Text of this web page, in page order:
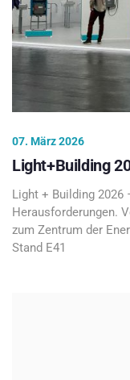
07. März 2026
Light+Building
Light + Building
Herausforderungen.
zum Zentrum der
Stand E41